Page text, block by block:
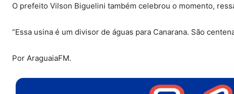
O prefeito Vilson Biguelini também celebrou o momento,
“Essa usina é um divisor de águas para Canarana. São
Por AraguaiaFM.